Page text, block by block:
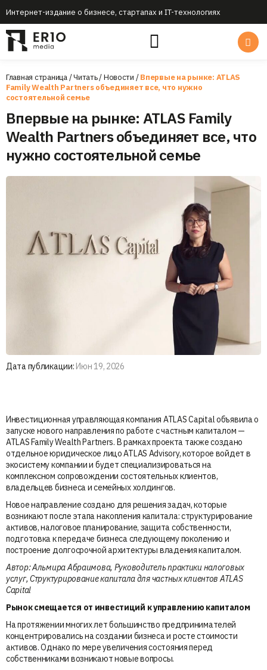
Интернет-издание о бизнесе, стартапах и IT-технологиях
Главная страница/Читать/Новости /Впервые на рынке: ATLAS
Family Wealth Partners объединяет все, что нужно
состоятельной семье
Впервые на рынке: ATLAS Family
Wealth Partners объединяет все, что
нужно состоятельной семье
Дата публикации: Июн 19, 2026
Инвестиционная управляющая компания ATLAS Capital объявила о
запуске нового направления по работе с частным капиталом —
ATLAS Family Wealth Partners. В рамках проекта также создано
отдельное юридическое лицо ATLAS Advisory, которое войдет в
экосистему компании и будет специализироваться на
комплексном сопровождении состоятельных клиентов,
владельцев бизнеса и семейных холдингов.
Новое направление создано для решения задач, которые
возникают после этапа накопления капитала: структурирование
активов, налоговое планирование, защита собственности,
подготовка к передаче бизнеса следующему поколению и
построение долгосрочной архитектуры владения капиталом.
Автор: Альмира Абраимова, Руководитель практики налоговых
услуг, Структурирование капитала для частных клиентов ATLAS
Capital
Рынок смещается от инвестиций к управлению капиталом
На протяжении многих лет большинство предпринимателей
концентрировались на создании бизнеса и росте стоимости
активов. Однако по мере увеличения состояния перед
собственниками возникают новые вопросы.